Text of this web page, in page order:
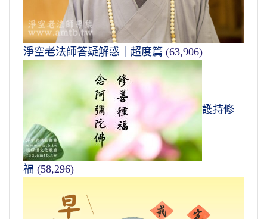
淨空老法師答疑解惑｜超度篇 (63,906)
護持修
福 (58,296)